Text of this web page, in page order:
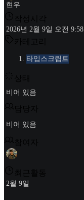
현우
작성시각
2026년 2월 9일 오전 9:58
카테고리
타입스크립트
상태
비어 있음
담당자
비어 있음
참여자
최근활동
2월 9일